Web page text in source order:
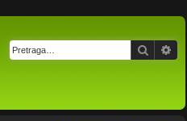
Pretraga